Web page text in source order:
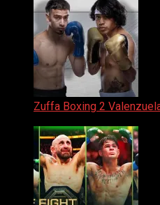
Zuffa Boxing 2